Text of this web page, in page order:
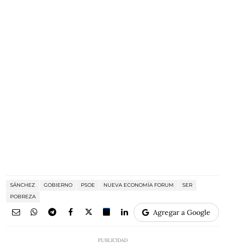
SÁNCHEZ GOBIERNO PSOE NUEVA ECONOMÍA FORUM
SER
POBREZA
Agregar a Google